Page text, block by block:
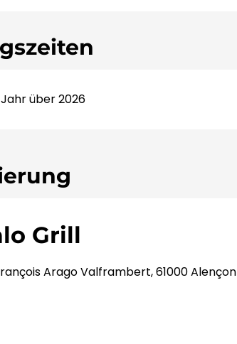
über 2026
Grill
Arago Valframbert, 61000 Alençon